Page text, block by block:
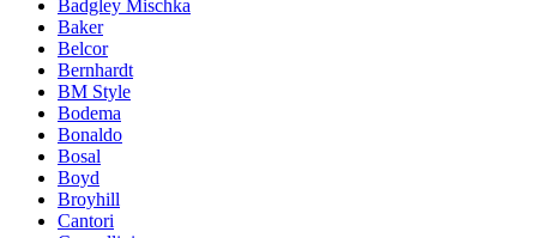
Badgley Mischka
Baker
Belcor
Bernhardt
BM Style
Bodema
Bonaldo
Bosal
Boyd
Broyhill
Cantori